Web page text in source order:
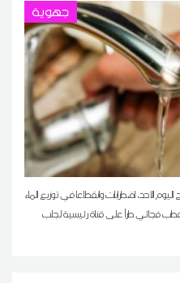
جهوية
الأحد، اضطرابات وانقطاعا في توزيع الماء
عطب فجائي طرأ على قناة رئيسية لجلب